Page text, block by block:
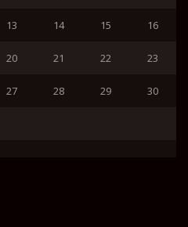
13 14 15 16
20 21 22 23
27 28 29 30